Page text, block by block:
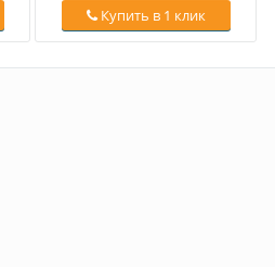
Купить в 1 клик